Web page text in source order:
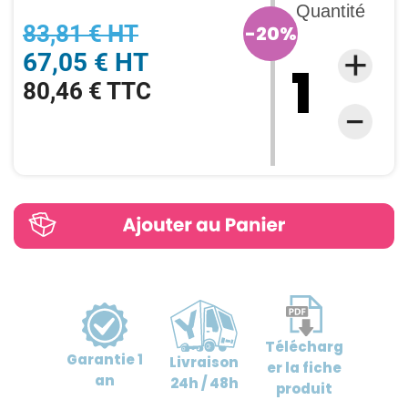
83,81 € HT
67,05 € HT
80,46 € TTC
-20%
Quantité
Garantie1
an
Livraison
24h / 48h
Télécharg
erla fiche
produit